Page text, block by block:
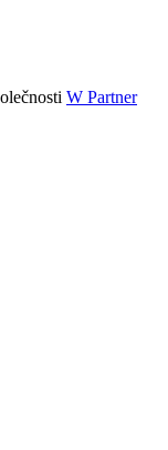
W Partner